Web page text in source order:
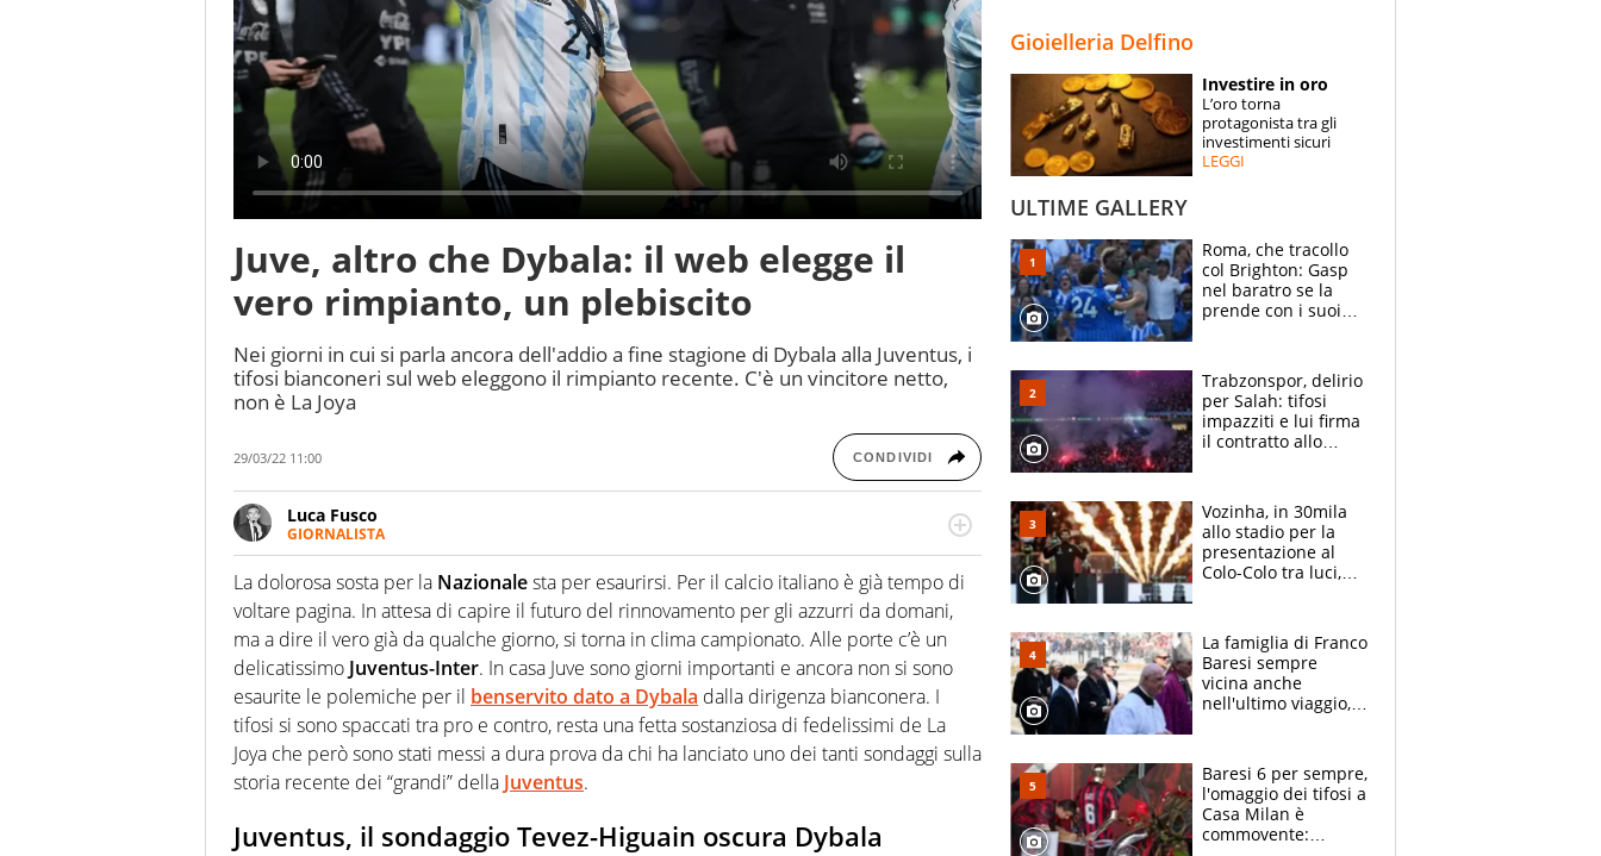
ESPERTI
CONTATTI
Juve, altro che Dybala: il web elegge il
vero rimpianto, un plebiscito
Nei giorni in cui si parla ancora dell'addio a fine stagione di Dybala alla Juventus, i
tifosi bianconeri sul web eleggono il rimpianto recente. C'è un vincitore netto,
non è La Joya
29/03/22 11:00 CONDIVIDI
Luca Fusco
GIORNALISTA
Giornalista multimediale. Quando si accendono i motori, lui sgasa, impenna, derapa. E
spesso e volentieri finisce sul podio
La dolorosa sosta per la Nazionalesta per esaurirsi. Per il calcio italiano è già tempo di
voltare pagina. In attesa di capire il futuro del rinnovamento per gli azzurri da domani,
ma a dire il vero già da qualche giorno, si torna in clima campionato. Alle porte c’è un
delicatissimo Juventus-Inter. In casa Juve sono giorni importanti e ancora non si sono
esaurite le polemiche per il benservito dato a Dybala dalla dirigenza bianconera. I
tifosi si sono spaccati tra pro e contro, resta una fetta sostanziosa di fedelissimi de La
Joya che però sono stati messi a dura prova da chi ha lanciato uno dei tanti sondaggi sulla
storia recente dei “grandi” della Juventus.
Juventus, il sondaggio Tevez-Higuain oscura Dybala
Gioielleria Delfino
Investire in oro
L’oro torna
protagonista tra gli
investimenti sicuri
LEGGI
ULTIME GALLERY
Roma, che tracollo
col Brighton: Gasp
nel baratro se la
prende con i suoi
Trabzonspor, delirio
per Salah: tifosi
impazziti e lui firma
il contratto allo
Vozinha, in 30mila
allo stadio per la
presentazione al
Colo-Colo tra luci,
La famiglia di Franco
Baresi sempre
vicina anche
nell'ultimo viaggio,
circondati
dall'affetto dei tifosi
Baresi 6 per sempre,
l'omaggio dei tifosi a
Casa Milan è
commovente: